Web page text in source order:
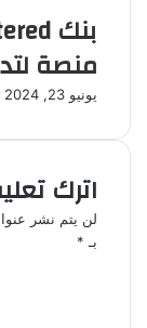
منصة
يونيو 23, 2024
اترك
لن يتم نشر
بـ *